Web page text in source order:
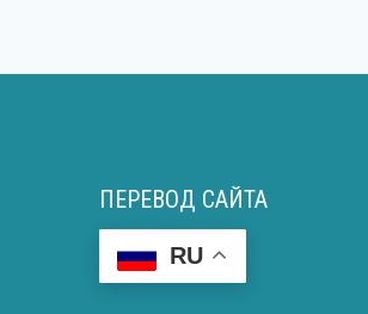
ПЕРЕВОД САЙТА
RU